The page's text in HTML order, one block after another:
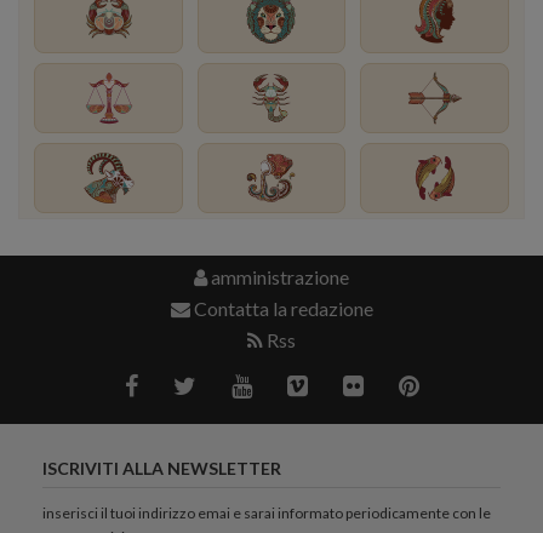
amministrazione
Contatta la redazione
Rss
ISCRIVITI ALLA NEWSLETTER
inserisci il tuoi indirizzo emai e sarai informato periodicamente con le